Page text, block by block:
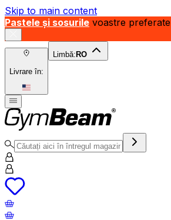
Skip to main content
Pastele și sosurile voastre preferate
Livrare în:
Limbă: RO